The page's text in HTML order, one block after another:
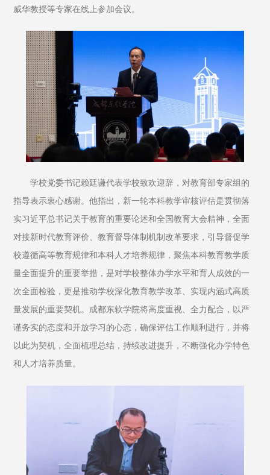
威华教授等专家在线上参加会议。
学校党委书记赖廷谦代表学校致欢迎辞，对教育部专家组的
指导表示衷心感谢。他指出，新一轮本科教学审核评估是贯彻落
实习近平总书记关于教育的重要论述和全国教育大会精神，全面
对接新时代教育评价、教育督导体制机制改革要求，引导督促学
校遵循高等教育规律和本科人才培养规律，聚焦本科教育教学质
量全面提升的重要举措，是对学校整体办学水平和育人成效的一
次全面检验，更是推动学校深化教育教学改革、实现内涵式高质
量发展的重要契机。成都东软学院将高度重视、全力配合，以严
谨务实的态度和开放学习的心态，确保评估工作顺利进行，并将
以此为契机，全面梳理总结，持续改进提升，不断强化办学特色
和人才培养质量。